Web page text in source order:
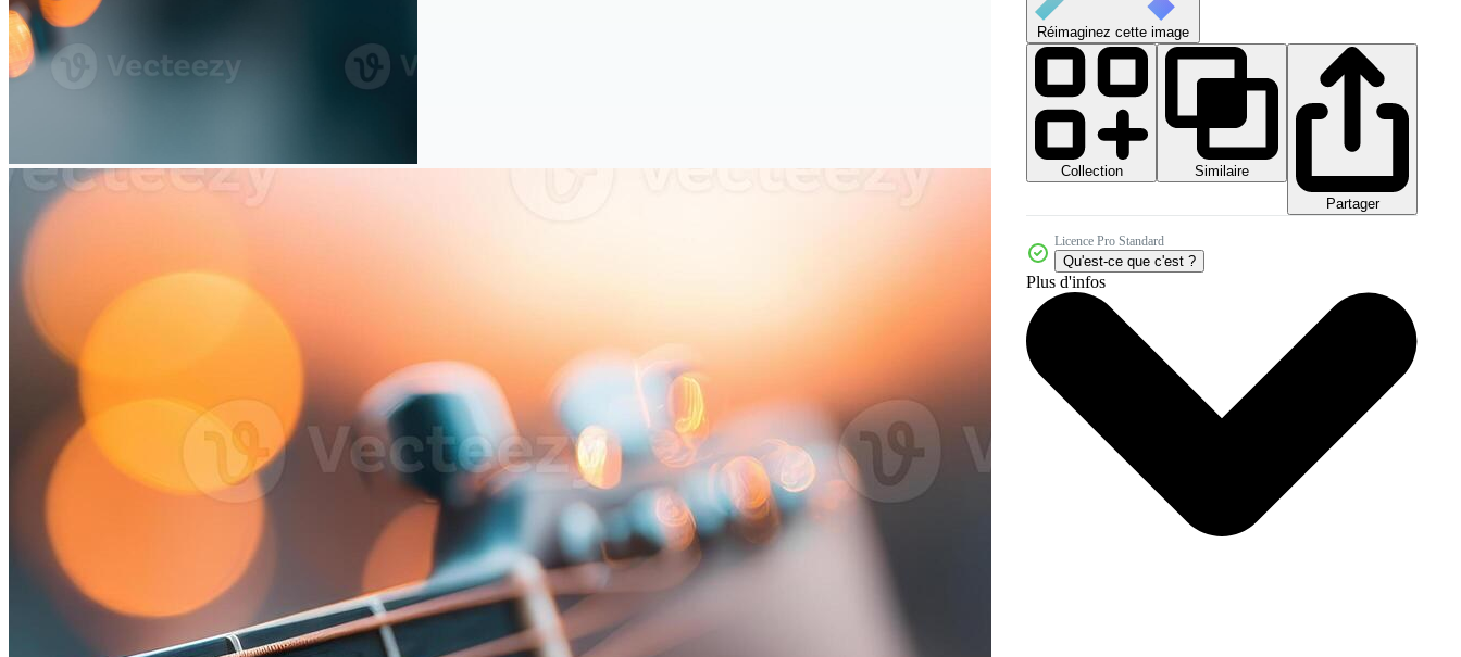
Réimaginez cette image
Collection
Similaire
Partager
Licence Pro Standard
Qu'est-ce que c'est ?
Plus d'infos